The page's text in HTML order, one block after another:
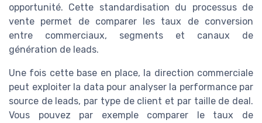
opportunité. Cette standardisation du processus de
vente permet de comparer les taux de conversion
entre commerciaux, segments et canaux de
génération de leads.
Une fois cette base en place, la direction commerciale
peut exploiter la data pour analyser la performance par
source de leads, par type de client et par taille de deal.
Vous pouvez par exemple comparer le taux de